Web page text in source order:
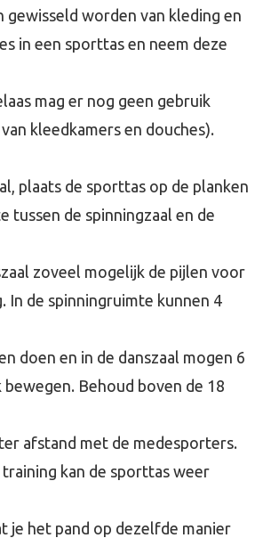
gewisseld worden van kleding en
in een sporttas en neem deze
mag er nog geen gebruik
kleedkamers en douches).
plaats de sporttas op de planken
tussen de spinningzaal en de
zoveel mogelijk de pijlen voor
In de spinningruimte kunnen 4
doen en in de danszaal mogen 6
Behoud boven de 18
afstand met de medesporters.
kan de sporttas weer
je het pand op dezelfde manier